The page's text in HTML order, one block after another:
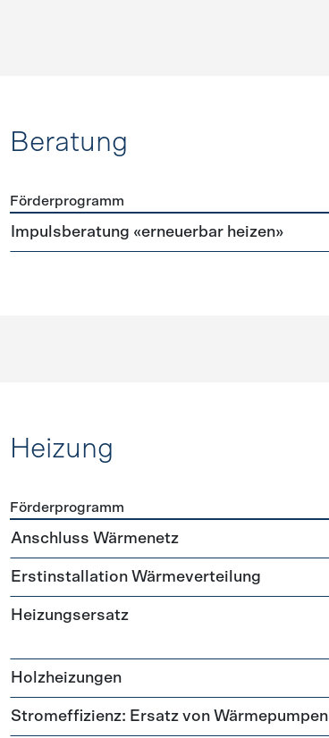
Beratung
Förderprogramme
Förderprogramm
Impulsberatung «erneuerbar heizen»
Heizung
Förderprogramme Heizung
Förderprogramm
Anschluss Wärmenetz
Erstinstallation Wärmeverteilung
Heizungsersatz
Holzheizungen
Stromeffizienz: Ersatz von Wärmepumpen